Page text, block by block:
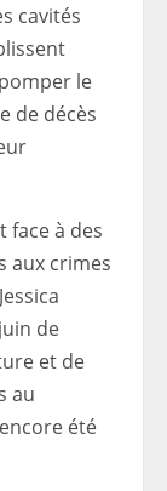
cavités
le
de décès
face à des
aux crimes
de
et de
au
été